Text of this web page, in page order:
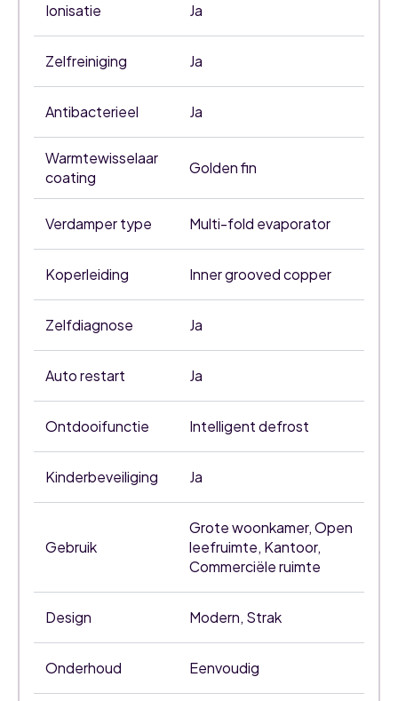
Ionisatie Ja
Zelfreiniging Ja
Antibacterieel Ja
Warmtewisselaar
coating
Golden fin
Verdamper type Multi-fold evaporator
Koperleiding Inner grooved copper
Zelfdiagnose Ja
Auto restart Ja
Ontdooifunctie Intelligent defrost
Kinderbeveiliging Ja
Gebruik
Grote woonkamer, Open
leefruimte, Kantoor,
Commerciële ruimte
Design Modern, Strak
Onderhoud Eenvoudig